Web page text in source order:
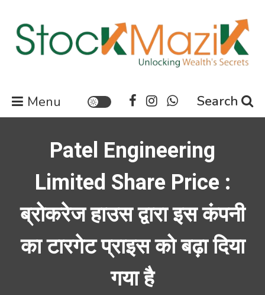
content
Stock Market News | Share
Market Updates | Finance
Updates News
Menu Search
Patel Engineering
Limited Share Price :
ब्रोकरेज हाउस द्वारा इस कंपनी
का टारगेट प्राइस को बढ़ा दिया
गया है